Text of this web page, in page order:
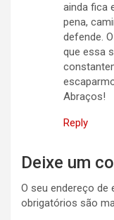
ainda fica
pena,
defende.
que essa
Abraços!
Reply
Deixe um
O seu endereço de
obrigatórios são